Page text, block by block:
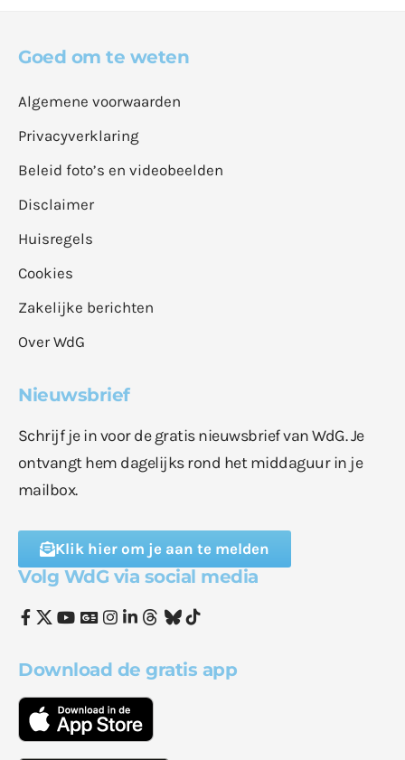
Goed om te weten
Algemene voorwaarden
Privacyverklaring
Beleid foto’s en videobeelden
Disclaimer
Huisregels
Cookies
Zakelijke berichten
Over WdG
Nieuwsbrief
Schrijf je in voor de gratis nieuwsbrief van WdG. Je
ontvangt hem dagelijks rond het middaguur in je
mailbox.
Klik hier om je aan te melden
Volg WdG via social media
Download de gratis app